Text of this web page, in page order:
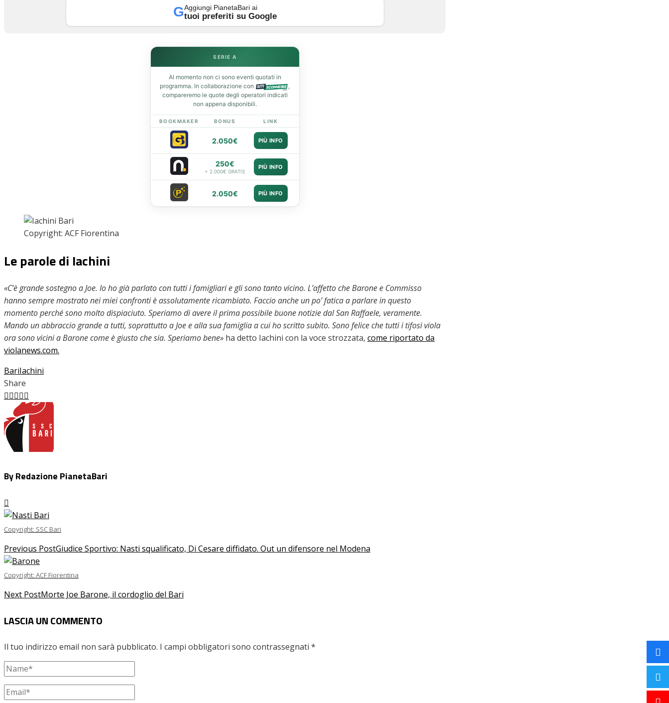
GAggiungi PianetaBari ai
tuoi preferiti su Google
SERIE A
Al momento non ci sono eventi quotati in
programma. In collaborazione con
,
compareremo le quote degli operatori indicati
non appena disponibili.
BOOKMAKER BONUS LINK
2.050€ PIÙ INFO
250€
+ 2.000€ GRATIS
PIÙ INFO
2.050€ PIÙ INFO
Copyright: ACF Fiorentina
Le parole di Iachini
«C’è grande sostegno a Joe. Io ho già parlato con tutti i famigliari e gli sono tanto vicino. L’affetto che Barone e Commisso
hanno sempre mostrato nei miei confronti è assolutamente ricambiato. Faccio anche un po’ fatica a parlare in questo
momento perché sono molto dispiaciuto. Speriamo di avere il prima possibile buone notizie dal San Raffaele, veramente.
Mando un abbraccio grande a tutti, soprattutto a Joe e alla sua famiglia a cui ho scritto subito. Sono felice che tutti i tifosi viola
ora sono vicini a Barone come è giusto che sia. Speriamo bene» ha detto Iachini con la voce strozzata, come riportato da
violanews.com.
BariIachini
Share
Facebook
Twitter
LinkedIn
Pinterest
Stumbleupon
By Redazione PianetaBari
Copyright: SSC Bari
Previous PostGiudice Sportivo: Nasti squalificato, Di Cesare diffidato. Out un difensore nel Modena
Copyright: ACF Fiorentina
Next PostMorte Joe Barone, il cordoglio del Bari
LASCIA UN COMMENTO
Il tuo indirizzo email non sarà pubblicato. I campi obbligatori sono contrassegnati *